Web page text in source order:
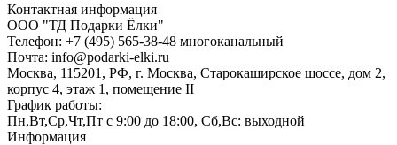
Контактная информация
ООО "ТД Подарки Ёлки"
Телефон: +7 (495) 565-38-48 многоканальный
Почта: info@podarki-elki.ru
Москва, 115201, РФ, г. Москва, Старокаширское шоссе, дом 2,
корпус 4, этаж 1, помещение II
График работы:
Пн,Вт,Ср,Чт,Пт с 9:00 до 18:00, Сб,Вс: выходной
Информация